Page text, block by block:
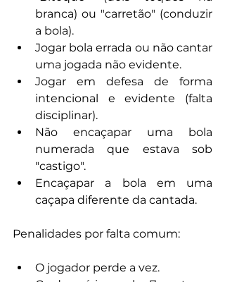
branca) ou "carretão" (conduzir
a bola).
Jogar bola errada ou não cantar
uma jogada não evidente.
Jogar em defesa de forma
intencional e evidente (falta
disciplinar).
Não encaçapar uma bola
numerada que estava sob
"castigo".
Encaçapar a bola em uma
caçapa diferente da cantada.
Penalidades por falta comum:
O jogador perde a vez.